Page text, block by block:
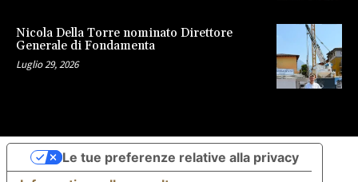
Nicola Della Torre nominato Direttore
Generale di Fondamenta
Luglio 29, 2026
Le tue preferenze relative alla privacy